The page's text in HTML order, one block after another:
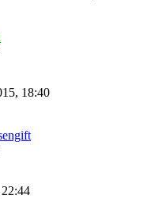
18:40